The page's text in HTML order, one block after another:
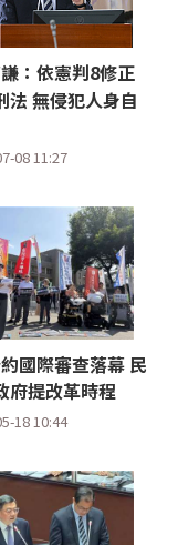
：依憲判8修正
法 無侵犯人身自
08 11:27
國際審查落幕 民
府提改革時程
18 10:44